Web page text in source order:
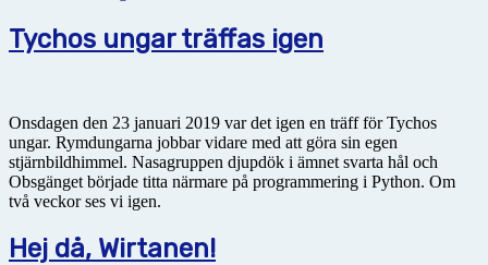
Tychos ungar träffas igen
Onsdagen den 23 januari 2019 var det igen en träff för Tychos
ungar. Rymdungarna jobbar vidare med att göra sin egen
stjärnbildhimmel. Nasagruppen djupdök i ämnet svarta hål och
Obsgänget började titta närmare på programmering i Python. Om
två veckor ses vi igen.
Hej då, Wirtanen!